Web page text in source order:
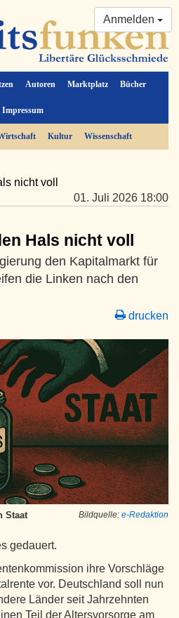
Autoren Marktplatz Bücher
Impressum
Anmelden
Kultur Wissenschaft
nicht voll
01. Juli 2026 18:00
Hals nicht voll
den Kapitalmarkt für
die Linken nach den
drucken
Bildquelle: e-Redaktion
Staat
gedauert.
ihre Vorschläge
vor. Deutschland soll nun
Länder seit Jahrzehnten
Teil der Altersvorsorge am